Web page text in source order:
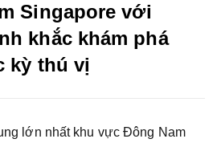
Singapore với
khắc khám phá
kỳ thú vị
lớn nhất khu vực Đông Nam